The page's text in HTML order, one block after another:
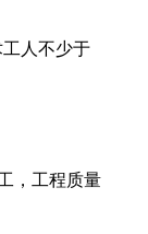
工人不少于
，工程质量